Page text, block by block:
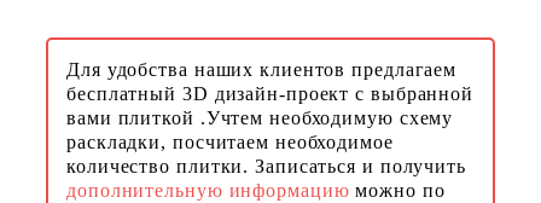
Для удобства наших клиентов предлагаем
бесплатный 3D дизайн-проект с выбранной
вами плиткой .Учтем необходимую схему
раскладки, посчитаем необходимое
количество плитки. Записаться и получить
дополнительную информациюможно по